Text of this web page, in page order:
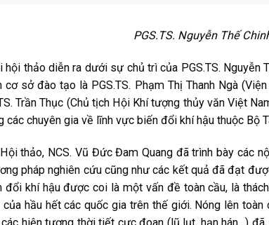
PGS.TS. Nguyễn Thế
hội thảo diễn ra dưới sự chủ trì của PGS.TS.
cơ sở đào tạo là PGS.TS. Phạm Thị Thanh Ngà
Trần Thục (Chủ tịch Hội Khí tượng thủy văn Việt
các chuyên gia về lĩnh vực biến đổi khí hậu thuộc Bộ
thảo, NCS. Vũ Đức Đam Quang đã trình bày các
pháp nghiên cứu cũng như các kết quả đã đạt
đổi khí hậu được coi là một vấn đề toàn cầu, là
của hầu hết các quốc gia trên thế giới. Nóng lên